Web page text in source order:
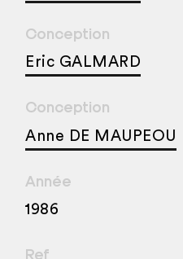
Conception
Eric GALMARD
Conception
Anne DE MAUPEOU
Année
1986
Ref